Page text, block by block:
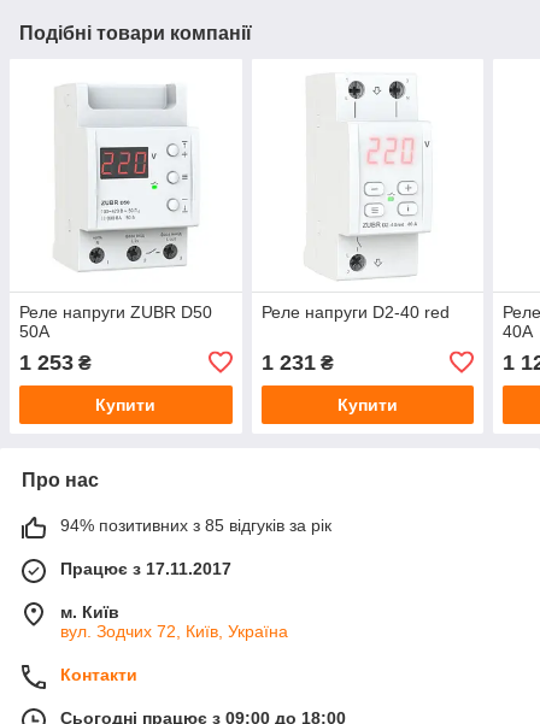
Подібні товари компанії
Реле напруги ZUBR D50
50А
1 253 ₴
Купити
Реле напруги D2-40 red
1 231₴
Купити
40А
1
Про нас
94% позитивних з 85 відгуків за рік
Працює з 17.11.2017
м. Київ
вул. Зодчих 72, Київ, Україна
Контакти
Сьогодні працює з 09:00 до 18:00